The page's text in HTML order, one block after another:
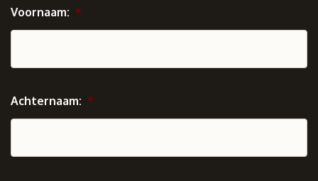
Voornaam: *
Achternaam: *